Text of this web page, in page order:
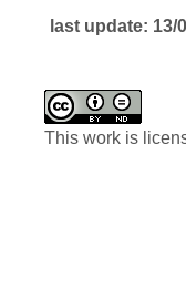
last update: 13/
This work is